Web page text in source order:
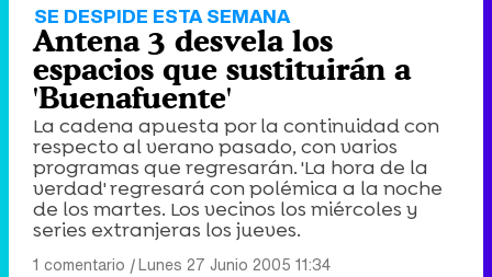
SE DESPIDE ESTA SEMANA
Antena 3 desvela los
espacios que sustituirán a
'Buenafuente'
La cadena apuesta por la continuidad con
respecto al verano pasado, con varios
programas que regresarán. 'La hora de la
verdad' regresará con polémica a la noche
de los martes. Los vecinos los miércoles y
series extranjeras los jueves.
1 comentario |Lunes 27 Junio 2005 11:34